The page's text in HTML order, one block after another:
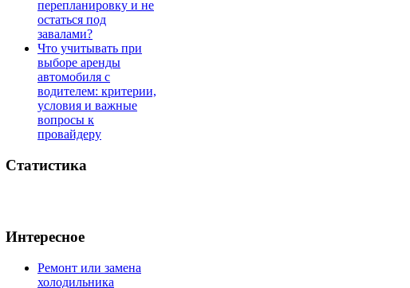
перепланировку и не
остаться под
завалами?
Что учитывать при
выборе аренды
автомобиля с
водителем: критерии,
условия и важные
вопросы к
провайдеру
Статистика
Интересное
Ремонт или замена
холодильника